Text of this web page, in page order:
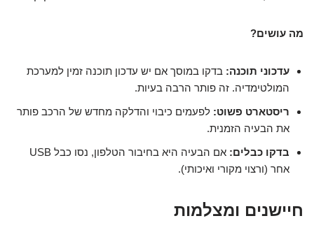
מה עושים?
עדכוני תוכנה: בדקו במוסך אם יש עדכון תוכנה זמין למערכת
המולטימדיה. זה פותר הרבה בעיות.
ריסטארט פשוט: לפעמים כיבוי והדלקה מחדש של הרכב פותר
את הבעיה הזמנית.
בדקו כבלים:
אם הבעיה היא בחיבור הטלפון, נסו כבל USB
אחר (ורצוי מקורי ואיכותי).
חיישנים ומצלמות